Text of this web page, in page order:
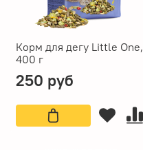
Корм для дегу Little One,
400 г
250 руб